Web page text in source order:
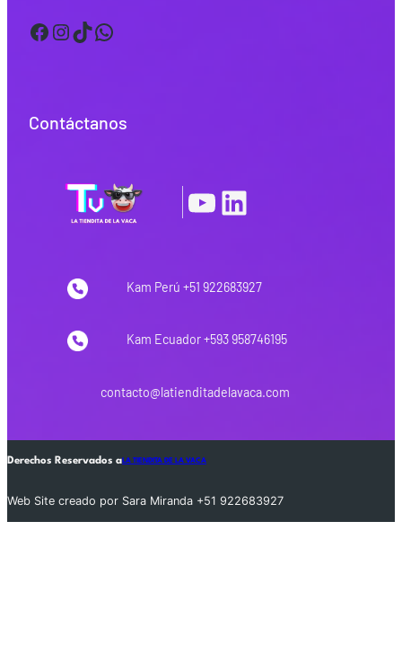
Facebook InstagramTikTok WhatsApp
Contáctanos
YouTube LinkedIn
Kam Perú +51 922683927
Kam Ecuador +593 958746195
contacto@latienditadelavaca.com
Derechos Reservados aLA TIENDITA DE LA VACA
Web Site creado por Sara Miranda +51 922683927